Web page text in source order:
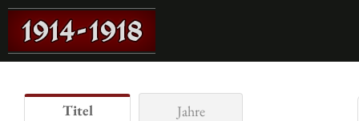
Titel
Jahre